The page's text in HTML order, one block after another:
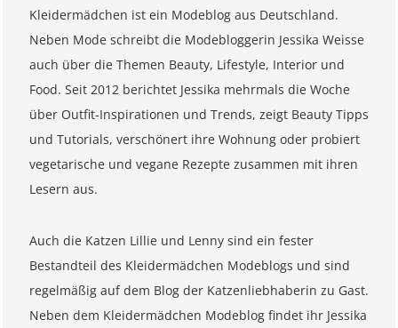
Kleidermädchen ist ein Modeblog aus Deutschland.
Neben Mode schreibt die Modebloggerin Jessika Weisse
auch über die Themen Beauty, Lifestyle, Interior und
Food. Seit 2012 berichtet Jessika mehrmals die Woche
über Outfit-Inspirationen und Trends, zeigt Beauty Tipps
und Tutorials, verschönert ihre Wohnung oder probiert
vegetarische und vegane Rezepte zusammen mit ihren
Lesern aus.
Auch die Katzen Lillie und Lenny sind ein fester
Bestandteil des Kleidermädchen Modeblogs und sind
regelmäßig auf dem Blog der Katzenliebhaberin zu Gast.
Neben dem Kleidermädchen Modeblog findet ihr Jessika